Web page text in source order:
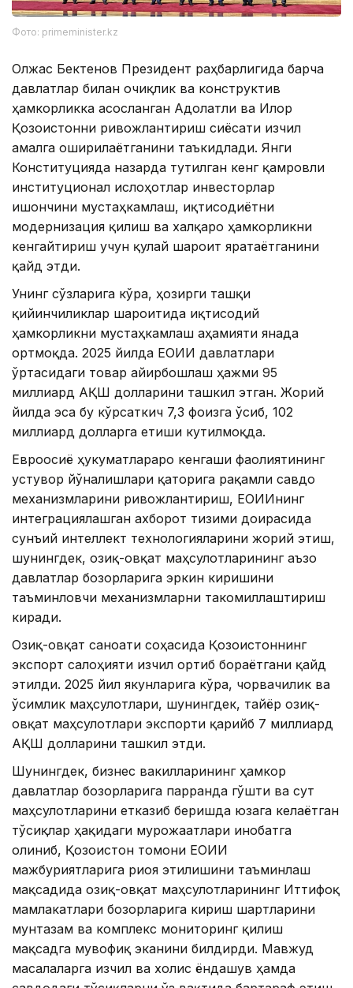
Фото: primeminister.kz
Олжас Бектенов Президент раҳбарлигида барча
давлатлар билан очиқлик ва конструктив
ҳамкорликка асосланган Адолатли ва Илғор
Қозоғистонни ривожлантириш сиёсати изчил
амалга оширилаётганини таъкидлади. Янги
Конституцияда назарда тутилган кенг қамровли
институционал ислоҳотлар инвесторлар
ишончини мустаҳкамлаш, иқтисодиётни
модернизация қилиш ва халқаро ҳамкорликни
кенгайтириш учун қулай шароит яратаётганини
қайд этди.
Унинг сўзларига кўра, ҳозирги ташқи
қийинчиликлар шароитида иқтисодий
ҳамкорликни мустаҳкамлаш аҳамияти янада
ортмоқда. 2025 йилда ЕОИИ давлатлари
ўртасидаги товар айирбошлаш ҳажми 95
миллиард АҚШ долларини ташкил этган. Жорий
йилда эса бу кўрсаткич 7,3 фоизга ўсиб, 102
миллиард долларга етиши кутилмоқда.
Евроосиё ҳукуматлараро кенгаши фаолиятининг
устувор йўналишлари қаторига рақамли савдо
механизмларини ривожлантириш, ЕОИИнинг
интеграциялашган ахборот тизими доирасида
сунъий интеллект технологияларини жорий этиш,
шунингдек, озиқ-овқат маҳсулотларининг аъзо
давлатлар бозорларига эркин киришини
таъминловчи механизмларни такомиллаштириш
киради.
Озиқ-овқат саноати соҳасида Қозоғистоннинг
экспорт салоҳияти изчил ортиб бораётгани қайд
этилди. 2025 йил якунларига кўра, чорвачилик ва
ўсимлик маҳсулотлари, шунингдек, тайёр озиқ-
овқат маҳсулотлари экспорти қарийб 7 миллиард
АҚШ долларини ташкил этди.
Шунингдек, бизнес вакилларининг ҳамкор
давлатлар бозорларига парранда гўшти ва сут
маҳсулотларини етказиб беришда юзага келаётган
тўсиқлар ҳақидаги мурожаатлари инобатга
олиниб, Қозоғистон томони ЕОИИ
мажбуриятларига риоя этилишини таъминлаш
мақсадида озиқ-овқат маҳсулотларининг Иттифоқ
мамлакатлари бозорларига кириш шартларини
мунтазам ва комплекс мониторинг қилиш
мақсадга мувофиқ эканини билдирди. Мавжуд
масалаларга изчил ва холис ёндашув ҳамда